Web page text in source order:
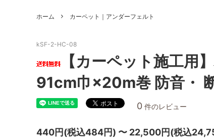
ホーム カーペット｜アンダーフェルト
kSF-2-HC-08
【カーペット施工用
91cm巾×20m巻 防音・
0 件のレビュー
440円(税込484円) 〜 22,500円(税込